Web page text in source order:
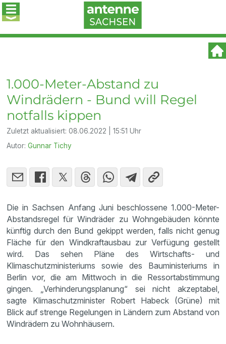
1.000-Meter-Abstand zu
Windrädern - Bund will Regel
notfalls kippen
Zuletzt aktualisiert:08.06.2022 | 15:51 Uhr
Autor:Gunnar Tichy
Die in Sachsen Anfang Juni beschlossene 1.000-Meter-
Abstandsregel für Windräder zu Wohngebäuden könnte
künftig durch den Bund gekippt werden, falls nicht genug
Fläche für den Windkraftausbau zur Verfügung gestellt
wird. Das sehen Pläne des Wirtschafts- und
Klimaschutzministeriums sowie des Bauministeriums in
Berlin vor, die am Mittwoch in die Ressortabstimmung
gingen. „Verhinderungsplanung“ sei nicht akzeptabel,
sagte Klimaschutzminister Robert Habeck (Grüne) mit
Blick auf strenge Regelungen in Ländern zum Abstand von
Windrädern zu Wohnhäusern.